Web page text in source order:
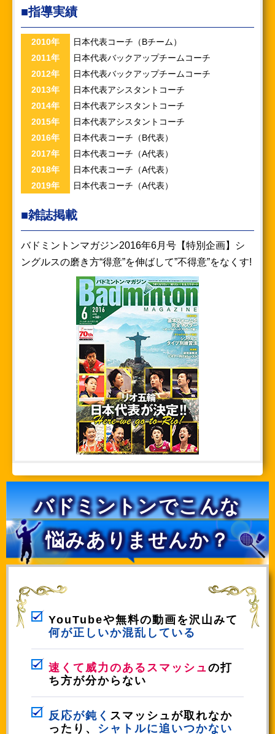
■指導実績
2010年
日本代表コーチ（Bチーム）
2011年
日本代表バックアップチームコーチ
2012年
日本代表バックアップチームコーチ
2013年
日本代表アシスタントコーチ
2014年
日本代表アシスタントコーチ
2015年
日本代表アシスタントコーチ
2016年
日本代表コーチ（B代表）
2017年
日本代表コーチ（A代表）
2018年
日本代表コーチ（A代表）
2019年
日本代表コーチ（A代表）
■雑誌掲載
バドミントンマガジン2016年6月号【特別企画】シ
ングルスの磨き方“得意”を伸ばして”不得意”をなくす!
バドミントンでこんな
悩みありませんか？
YouTubeや無料の動画を沢山みて
何が正しいか混乱している
速くて威力のあるスマッシュ の打
ち方が分からない
反応が鈍く スマッシュが取れなか
ったり、 シャトルに追いつかない